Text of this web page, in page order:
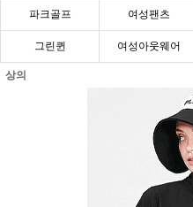
파크골프 여성팬츠
그린퀸 여성아웃웨어
상의